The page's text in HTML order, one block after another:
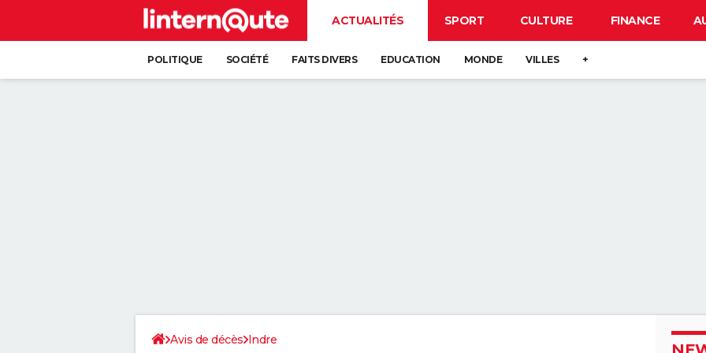
ACTUALITÉS SPORT CULTURE FINANCE
POLITIQUE SOCIÉTÉ FAITS DIVERS EDUCATION MONDE VILLES +
Avis de décès Indre